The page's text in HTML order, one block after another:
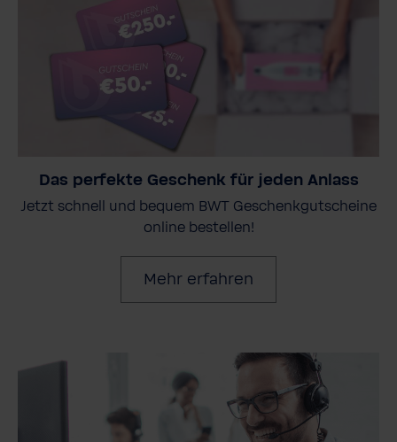
Das perfekte Geschenk für jeden Anlass
Jetzt schnell und bequem BWT Geschenkgutscheine
online bestellen!
Mehr erfahren